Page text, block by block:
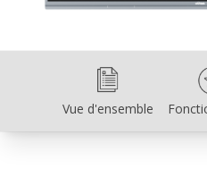
Vue d'ensemble
Vue d'ensemble